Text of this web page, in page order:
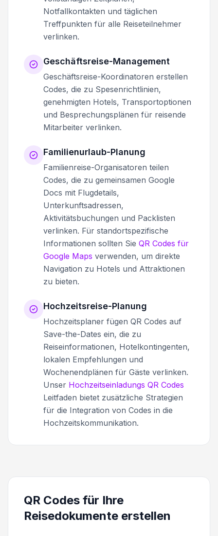
Notfallkontakten und täglichen
Treffpunkten für alle Reiseteilnehmer
verlinken.
Geschäftsreise-Management
Geschäftsreise-Koordinatoren erstellen
Codes, die zu Spesenrichtlinien,
genehmigten Hotels, Transportoptionen
und Besprechungsplänen für reisende
Mitarbeiter verlinken.
Familienurlaub-Planung
Familienreise-Organisatoren teilen
Codes, die zu gemeinsamen Google
Docs mit Flugdetails,
Unterkunftsadressen,
Aktivitätsbuchungen und Packlisten
verlinken. Für standortspezifische
Informationen sollten Sie QR Codes für
Google Maps verwenden, um direkte
Navigation zu Hotels und Attraktionen
zu bieten.
Hochzeitsreise-Planung
Hochzeitsplaner fügen QR Codes auf
Save-the-Dates ein, die zu
Reiseinformationen, Hotelkontingenten,
lokalen Empfehlungen und
Wochenendplänen für Gäste verlinken.
Unser Hochzeitseinladungs QR Codes
Leitfaden bietet zusätzliche Strategien
für die Integration von Codes in die
Hochzeitskommunikation.
QR Codes für Ihre
Reisedokumente erstellen